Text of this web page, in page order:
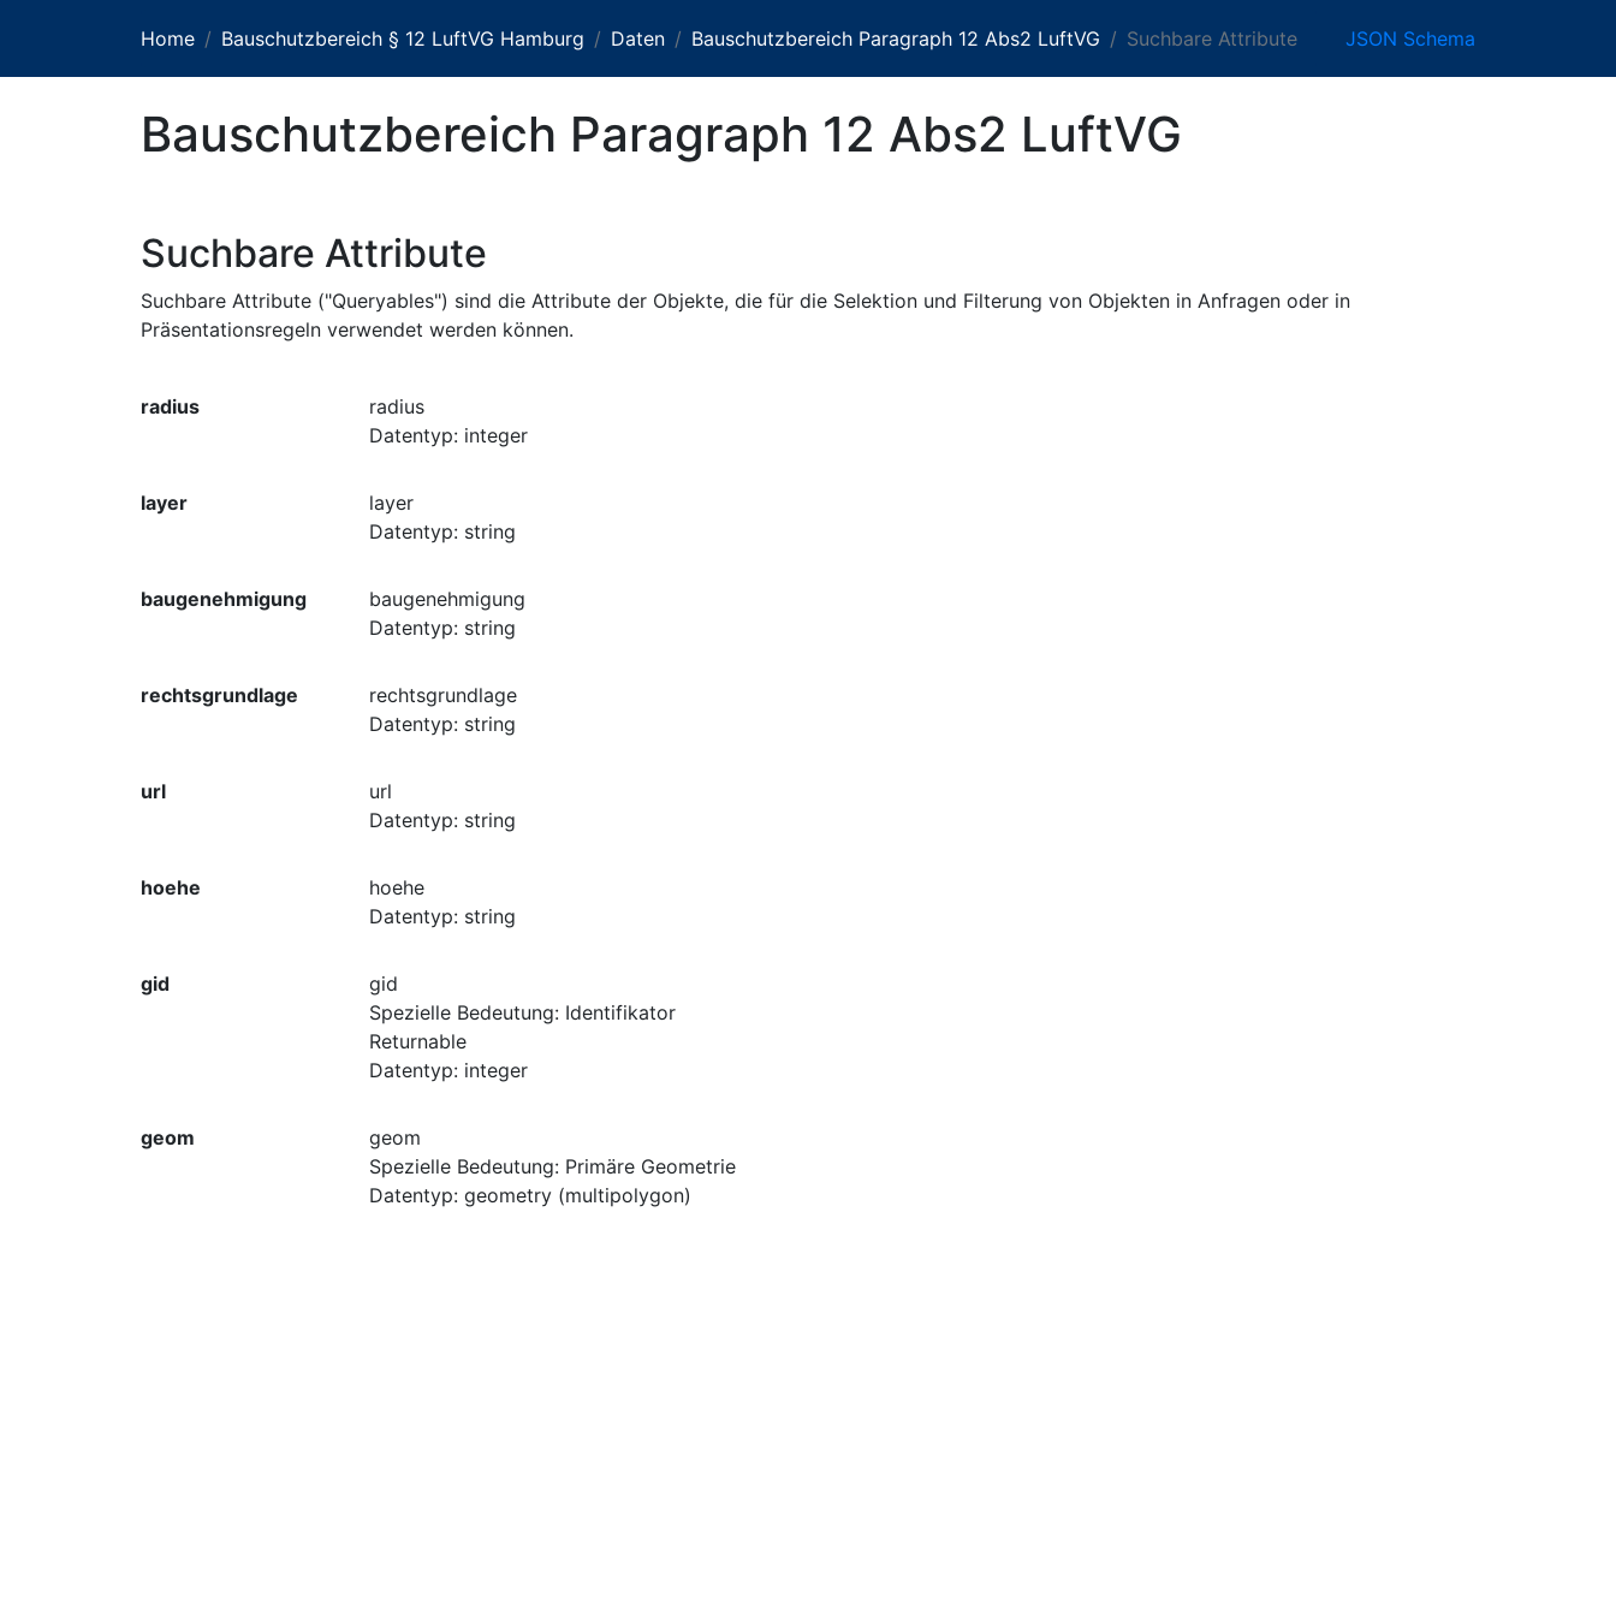
Home Bauschutzbereich § 12 LuftVG Hamburg Daten Bauschutzbereich Paragraph 12 Abs2 LuftVG Suchbare Attribute JSON Schema
Bauschutzbereich Paragraph 12 Abs2 LuftVG
Suchbare Attribute
Suchbare Attribute ("Queryables") sind die Attribute der Objekte, die für die Selektion und Filterung von Objekten in Anfragen oder in
Präsentationsregeln verwendet werden können.
radius
radius
Datentyp: integer
layer
layer
Datentyp: string
baugenehmigung
baugenehmigung
Datentyp: string
rechtsgrundlage
rechtsgrundlage
Datentyp: string
url
url
Datentyp: string
hoehe
hoehe
Datentyp: string
gid
gid
Spezielle Bedeutung: Identifikator
Returnable
Datentyp: integer
geom
geom
Spezielle Bedeutung: Primäre Geometrie
Datentyp: geometry (multipolygon)